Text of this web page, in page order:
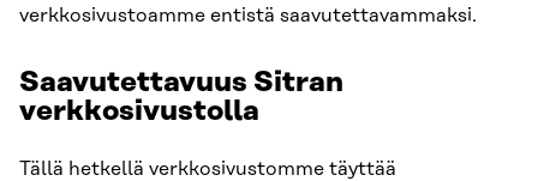
verkkosivustoamme entistä saavutettavammaksi.
Saavutettavuus Sitran
verkkosivustolla
Tällä hetkellä verkkosivustomme täyttää